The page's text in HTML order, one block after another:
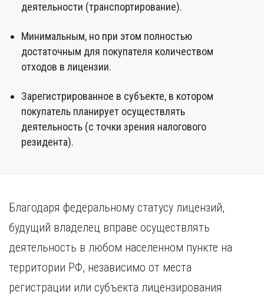
деятельности (транспортирование).
Минимальным, но при этом полностью
достаточным для покупателя количеством
отходов в лицензии.
Зарегистрированное в субъекте, в котором
покупатель планирует осуществлять
деятельность (с точки зрения налогового
резидента).
Благодаря федеральному статусу лицензий,
будущий владелец вправе осуществлять
деятельность в любом населенном пункте на
территории РФ, независимо от места
регистрации или субъекта лицензирования